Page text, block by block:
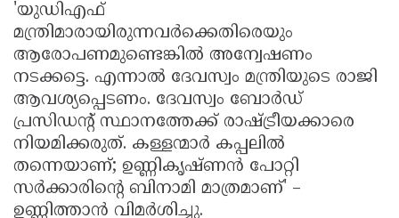
'യുഡിഎഫ്
മന്ത്രിമാരായിരുന്നവർക്കെതിരെയും
ആരോപണമുണ്ടെങ്കിൽ അന്വേഷണം
നടക്കട്ടെ. എന്നാൽ ദേവസ്വം മന്ത്രിയുടെ രാജി
ആവശ്യപ്പെടണം. ദേവസ്വം ബോർഡ്
പ്രസിഡൻ്റ് സ്ഥാനത്തേക്ക് രാഷ്ട്രീയക്കാരെ
നിയമിക്കരുത്. കള്ളന്മാർ കപ്പലിൽ
തന്നെയാണ്; ഉണ്ണികൃഷ്ണൻ പോറ്റി
സർക്കാരിൻ്റെ ബിനാമി മാത്രമാണ്' –
ഉണ്ണിത്താൻ വിമർശിച്ചു.